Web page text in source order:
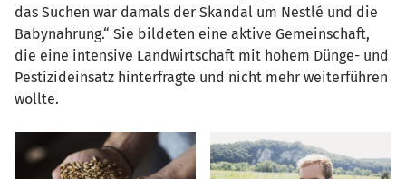
das Suchen war damals der Skandal um Nestlé und die
Babynahrung.“ Sie bildeten eine aktive Gemeinschaft,
die eine intensive Landwirtschaft mit hohem Dünge- und
Pestizideinsatz hinterfragte und nicht mehr weiterführen
wollte.